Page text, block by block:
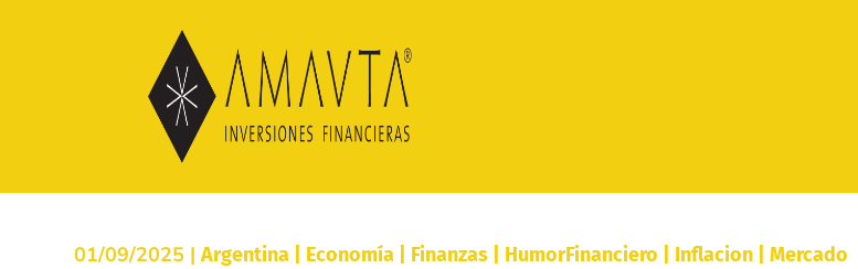
Argentina Economía Finanzas HumorFinanciero Inflacion |Mercado
01/09/2025 |